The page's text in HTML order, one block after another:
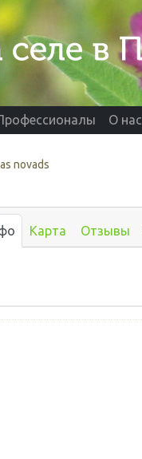
О нас
novads
Карта Отзывы